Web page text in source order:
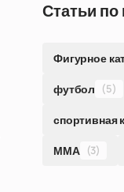
Статьи по
Фигурное
футбол (5)
спортивная
ММА (3)